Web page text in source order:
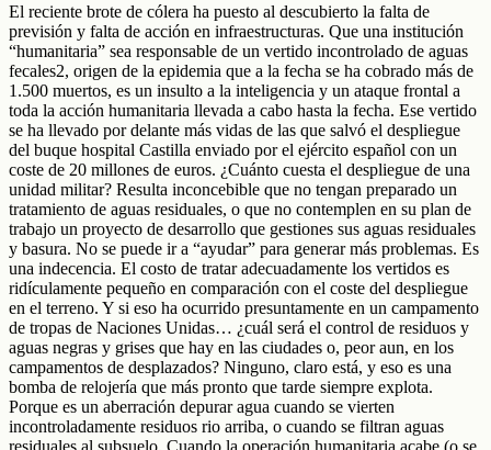
El reciente brote de cólera ha puesto al descubierto la falta de
previsión y falta de acción en infraestructuras. Que una institución
“humanitaria” sea responsable de un vertido incontrolado de aguas
fecales2, origen de la epidemia que a la fecha se ha cobrado más de
1.500 muertos, es un insulto a la inteligencia y un ataque frontal a
toda la acción humanitaria llevada a cabo hasta la fecha. Ese vertido
se ha llevado por delante más vidas de las que salvó el despliegue
del buque hospital Castilla enviado por el ejército español con un
coste de 20 millones de euros. ¿Cuánto cuesta el despliegue de una
unidad militar? Resulta inconcebible que no tengan preparado un
tratamiento de aguas residuales, o que no contemplen en su plan de
trabajo un proyecto de desarrollo que gestiones sus aguas residuales
y basura. No se puede ir a “ayudar” para generar más problemas. Es
una indecencia. El costo de tratar adecuadamente los vertidos es
ridículamente pequeño en comparación con el coste del despliegue
en el terreno. Y si eso ha ocurrido presuntamente en un campamento
de tropas de Naciones Unidas… ¿cuál será el control de residuos y
aguas negras y grises que hay en las ciudades o, peor aun, en los
campamentos de desplazados? Ninguno, claro está, y eso es una
bomba de relojería que más pronto que tarde siempre explota.
Porque es un aberración depurar agua cuando se vierten
incontroladamente residuos rio arriba, o cuando se filtran aguas
residuales al subsuelo. Cuando la operación humanitaria acabe (o se